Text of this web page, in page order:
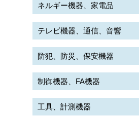
ネルギー機器、家電品
テレビ機器、通信、音響
防犯、防災、保安機器
制御機器、FA機器
工具、計測機器